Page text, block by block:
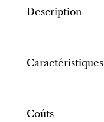
Description
Caractéristiques
Coûts